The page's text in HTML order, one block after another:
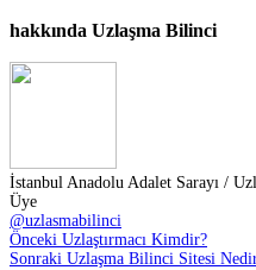
hakkında Uzlaşma Bilinci
İstanbul Anadolu Adalet Sarayı /
Üye
@uzlasmabilinci
Önceki Uzlaştırmacı Kimdir?
Sonraki Uzlaşma Bilinci Sitesi